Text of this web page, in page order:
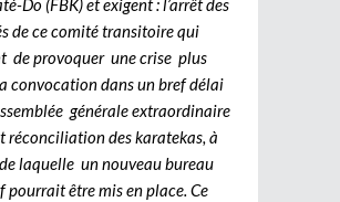
Do (FBK) et exigent : l’arrêt des
de ce comité transitoire qui
de provoquer une crise plus
convocation dans un bref délai
générale extraordinaire
réconciliation des karatekas, à
laquelle un nouveau bureau
pourrait être mis en place. Ce